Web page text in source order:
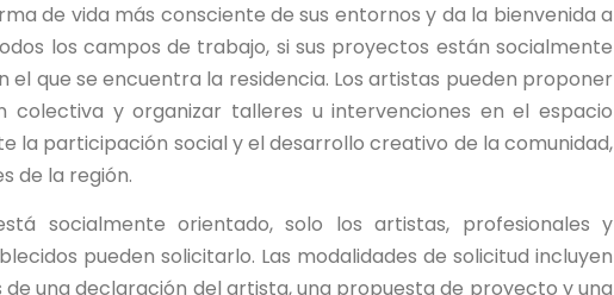
de vida más consciente de sus entornos y da la bienvenida a
los campos de trabajo, si sus proyectos están socialmente
que se encuentra la residencia. Los artistas pueden proponer
colectiva y organizar talleres u intervenciones en el espacio
la participación social y el desarrollo creativo de la comunidad,
de la región.
socialmente orientado, solo los artistas, profesionales y
pueden solicitarlo. Las modalidades de solicitud incluyen
una declaración del artista, una propuesta de proyecto y una